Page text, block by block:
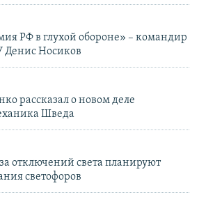
РФ в глухой обороне» – командир
Денис Носиков
рассказал о новом деле
Шведа
отключений света планируют
светофоров